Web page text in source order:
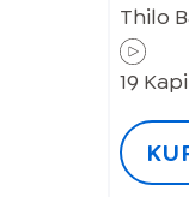
Thilo
19